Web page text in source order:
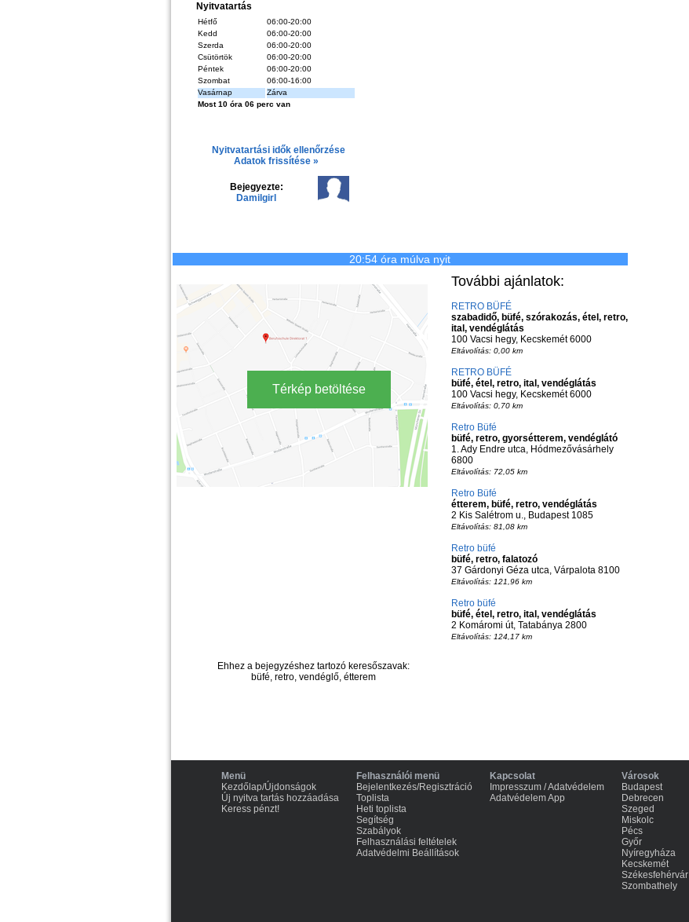
Nyitvatartás
Hétfő
06:00-20:00
Kedd
06:00-20:00
Szerda
06:00-20:00
Csütörtök
06:00-20:00
Péntek
06:00-20:00
Szombat
06:00-16:00
Vasárnap
Zárva
Most 10 óra 06 perc van
Nyitvatartási idők ellenőrzése
Adatok frissítése »
Bejegyezte:
Damilgirl
20:54 óra múlva nyit
Térkép betöltése
További ajánlatok:
RETRO BÜFÉ
szabadidő, büfé, szórakozás, étel, retro,
ital, vendéglátás
100 Vacsi hegy, Kecskemét 6000
Eltávolítás: 0,00 km
RETRO BÜFÉ
büfé, étel, retro, ital, vendéglátás
100 Vacsi hegy, Kecskemét 6000
Eltávolítás: 0,70 km
Retro Büfé
büfé, retro, gyorsétterem, vendéglátó
1. Ady Endre utca, Hódmezővásárhely
6800
Eltávolítás: 72,05 km
Retro Büfé
étterem, büfé, retro, vendéglátás
2 Kis Salétrom u., Budapest 1085
Eltávolítás: 81,08 km
Retro büfé
büfé, retro, falatozó
37 Gárdonyi Géza utca, Várpalota 8100
Eltávolítás: 121,96 km
Retro büfé
büfé, étel, retro, ital, vendéglátás
2 Komáromi út, Tatabánya 2800
Eltávolítás: 124,17 km
Ehhez a bejegyzéshez tartozó keresőszavak:
büfé, retro, vendéglő, étterem
Menü
Kezdőlap/Újdonságok
Új nyitva tartás hozzáadása
Keress pénzt!
Felhasználói menü
Bejelentkezés/Regisztráció
Toplista
Heti toplista
Segítség
Szabályok
Felhasználási feltételek
Adatvédelmi Beállítások
Kapcsolat
Impresszum / Adatvédelem
Adatvédelem App
Városok
Budapest
Debrecen
Szeged
Miskolc
Pécs
Győr
Nyíregyháza
Kecskemét
Székesfehérvár
Szombathely